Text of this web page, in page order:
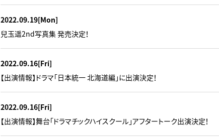
2022.09.19[Mon]
兒玉遥2nd写真集 発売決定！
2022.09.16[Fri]
【出演情報】ドラマ「日本統一 北海道編」に出演決定！
2022.09.16[Fri]
【出演情報】舞台「ドラマチックハイスクール」アフタートーク出演決定！